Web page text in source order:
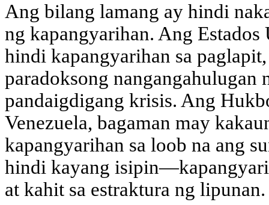
Ang bilang lamang ay hindi
ng kapangyarihan. Ang
hindi kapangyarihan sa
paradoksong nangangahulugan
pandaigdigang krisis. Ang
Venezuela, bagaman may
kapangyarihan sa loob na ang
hindi kayang
at kahit sa estraktura ng lipunan.